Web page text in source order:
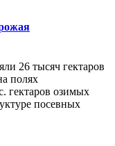
26 тысяч гектаров
полях
гектаров озимых
посевных